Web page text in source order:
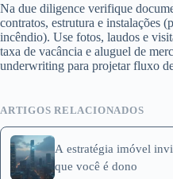
Na due diligence verifique
contratos, estrutura e instalações
incêndio). Use fotos, laudos e
taxa de vacância e aluguel de
underwriting para projetar fluxo
ARTIGOS RELACIONADOS
A estratégia imóvel
que você é dono